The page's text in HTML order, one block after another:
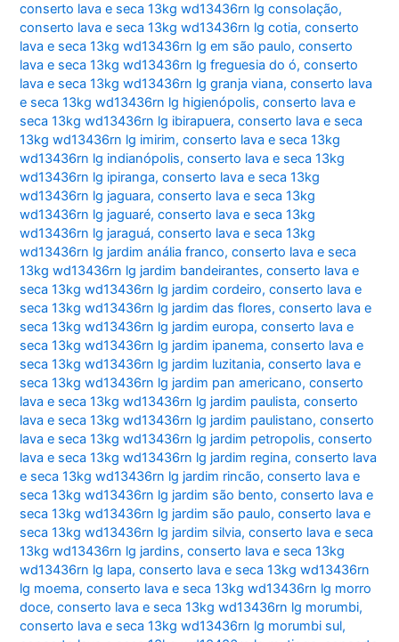
conserto lava e seca 13kg wd13436rn lg consolação,
conserto lava e seca 13kg wd13436rn lg cotia,conserto
lava e seca 13kg wd13436rn lg em são paulo,conserto
lava e seca 13kg wd13436rn lg freguesia do ó,conserto
lava e seca 13kg wd13436rn lg granja viana,conserto lava
e seca 13kg wd13436rn lg higienópolis,conserto lava e
seca 13kg wd13436rn lg ibirapuera,conserto lava e seca
13kg wd13436rn lg imirim,conserto lava e seca 13kg
wd13436rn lg indianópolis,conserto lava e seca 13kg
wd13436rn lg ipiranga,conserto lava e seca 13kg
wd13436rn lg jaguara,conserto lava e seca 13kg
wd13436rn lg jaguaré,conserto lava e seca 13kg
wd13436rn lg jaraguá,conserto lava e seca 13kg
wd13436rn lg jardim anália franco,conserto lava e seca
13kg wd13436rn lg jardim bandeirantes,conserto lava e
seca 13kg wd13436rn lg jardim cordeiro,conserto lava e
seca 13kg wd13436rn lg jardim das flores,conserto lava e
seca 13kg wd13436rn lg jardim europa,conserto lava e
seca 13kg wd13436rn lg jardim ipanema,conserto lava e
seca 13kg wd13436rn lg jardim luzitania,conserto lava e
seca 13kg wd13436rn lg jardim pan americano,conserto
lava e seca 13kg wd13436rn lg jardim paulista,conserto
lava e seca 13kg wd13436rn lg jardim paulistano,conserto
lava e seca 13kg wd13436rn lg jardim petropolis,conserto
lava e seca 13kg wd13436rn lg jardim regina,conserto lava
e seca 13kg wd13436rn lg jardim rincão,conserto lava e
seca 13kg wd13436rn lg jardim são bento,conserto lava e
seca 13kg wd13436rn lg jardim são paulo,conserto lava e
seca 13kg wd13436rn lg jardim silvia,conserto lava e seca
13kg wd13436rn lg jardins,conserto lava e seca 13kg
wd13436rn lg lapa,conserto lava e seca 13kg wd13436rn
lg moema,conserto lava e seca 13kg wd13436rn lg morro
doce,conserto lava e seca 13kg wd13436rn lg morumbi,
conserto lava e seca 13kg wd13436rn lg morumbi sul,